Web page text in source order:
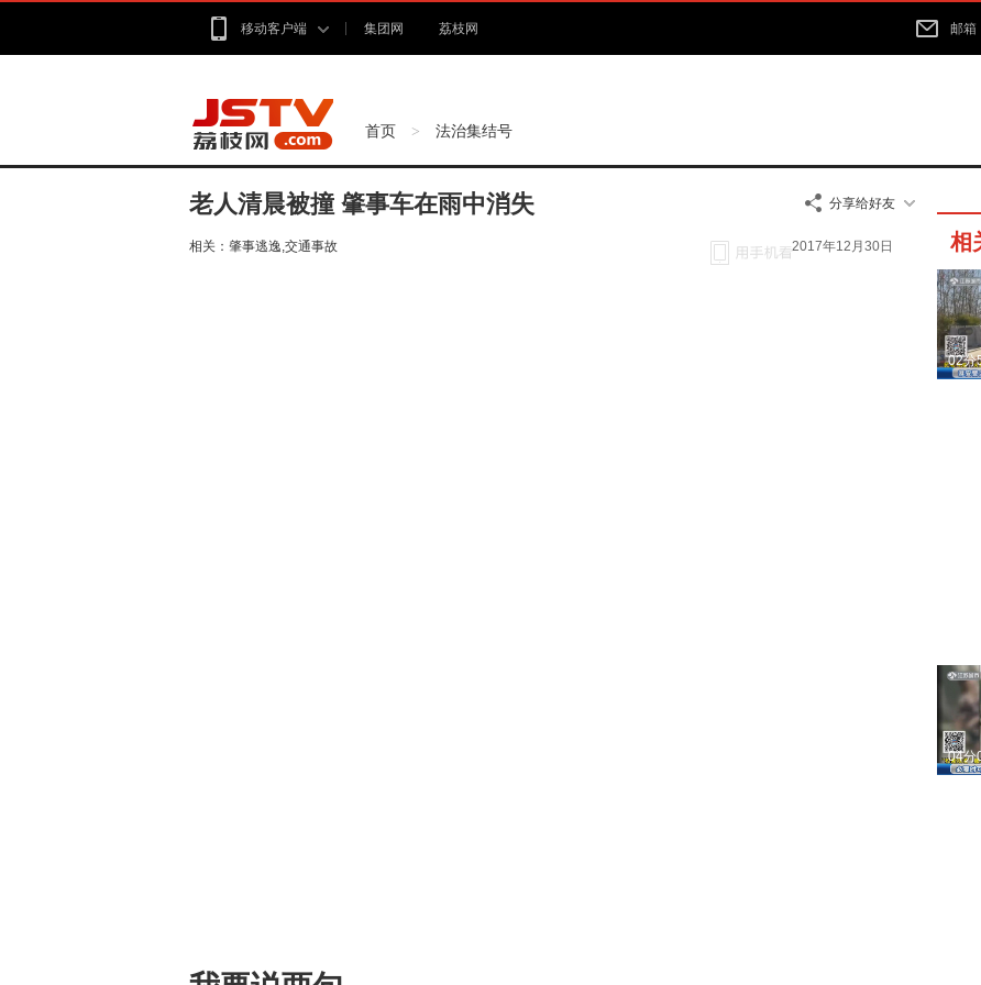
移动客户端 集团网 荔枝网 邮箱
首页 > 法治集结号
老人清晨被撞 肇事车在雨中消失 分享给好友
相关： 肇事逃逸,交通事故 2017年12月30日 相
02分
04分